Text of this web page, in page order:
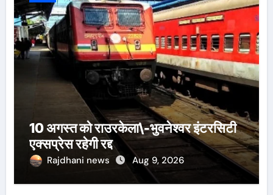
10 अगस्त को राउरकेला\-भुवनेश्वर इंटरसिटी
एक्सप्रेस रहेगी रद्द
Rajdhani news Aug 9, 2026